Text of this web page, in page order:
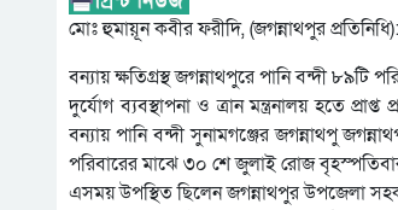
মোঃ হুমায়ূন কবীর ফরীদি, (জগন্নাথপুর প্রতিনিধি):
বন্যায় ক্ষতিগ্রস্থ জগন্নাথপুরে পানি বন্দী ৮৯টি
দুর্যোগ ব্যবস্থাপনা ও ত্রান মন্ত্রনালয় হতে
বন্যায় পানি বন্দী সুনামগঞ্জের জগন্নাথপু
পরিবারের মাঝে ৩০ শে জুলাই রোজ বৃহস্পতিবার
এসময় উপস্থিত ছিলেন জগন্নাথপুর উপজেলা